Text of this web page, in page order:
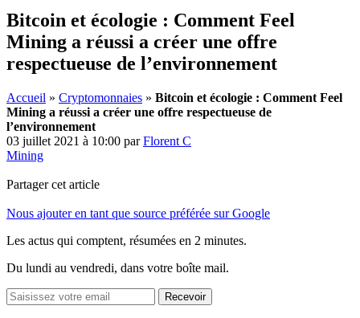
Bitcoin et écologie : Comment Feel
Mining a réussi a créer une offre
respectueuse de l’environnement
Accueil » Cryptomonnaies » Bitcoin et écologie : Comment Feel
Mining a réussi a créer une offre respectueuse de
l’environnement
03 juillet 2021 à 10:00 parFlorent C
Mining
Partager cet article
Nous ajouter en tant que source préférée sur Google
Les actus qui comptent, résumées en 2 minutes.
Du lundi au vendredi, dans votre boîte mail.
Recevoir